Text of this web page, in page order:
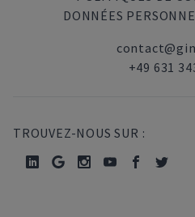
DONNÉES
+49 631
TROUVEZ-NOUS SUR :